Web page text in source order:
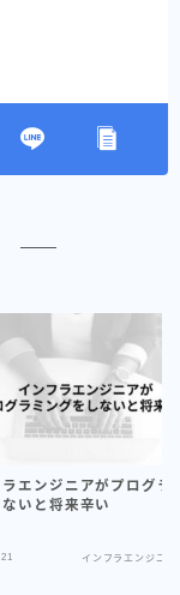
ラエンジニアがプログラ
いと将来辛い
インフラエンジニア